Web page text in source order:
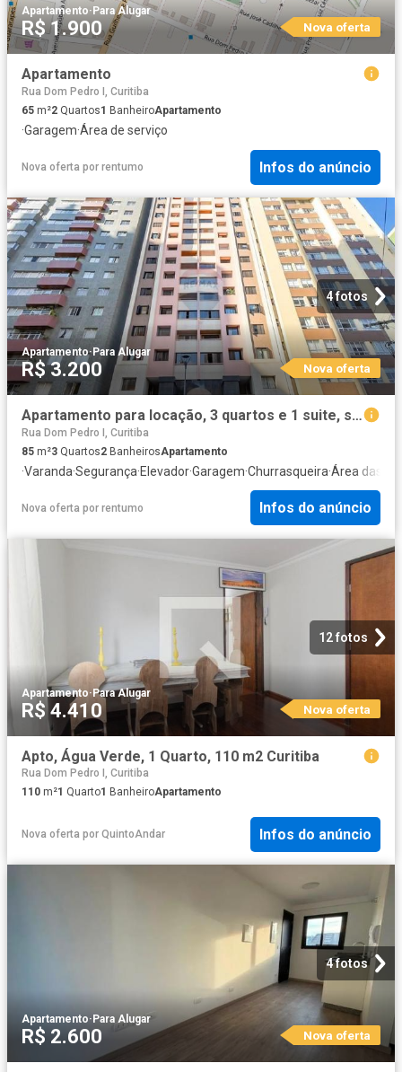
Apartamento· Para Alugar
R$ 1.900 Nova oferta
Apartamento
Rua Dom Pedro I, Curitiba
65 m²2 Quartos1 BanheiroApartamento
·Garagem·Área de serviço
Nova oferta por rentumo Infos do anúncio
4 fotos
Apartamento· Para Alugar
R$ 3.200 Nova oferta
Apartamento para locação, 3 quartos e 1 suite, semi mobiliado, Bairro Agua Verde
Rua Dom Pedro I, Curitiba
85 m²3 Quartos2 BanheirosApartamento
·Varanda·Segurança·Elevador·Garagem·Churrasqueira·Área das
Nova oferta por rentumo Infos do anúncio
12 fotos
Apartamento·Para Alugar
R$ 4.410 Nova oferta
Apto, Água Verde, 1 Quarto, 110 m2 Curitiba
Rua Dom Pedro I, Curitiba
110 m²1 Quarto1 BanheiroApartamento
Nova oferta por QuintoAndar Infos do anúncio
4 fotos
Apartamento· Para Alugar
R$ 2.600 Nova oferta